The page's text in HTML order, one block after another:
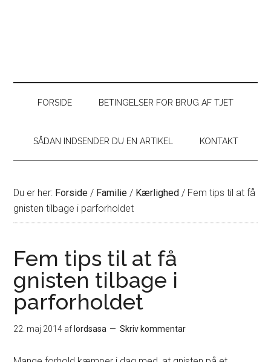
FORSIDE BETINGELSER FOR BRUG AF TJET
SÅDAN INDSENDER DU EN ARTIKEL KONTAKT
Du er her: Forside / Familie / Kærlighed / Fem tips til at få
gnisten tilbage i parforholdet
Fem tips til at få
gnisten tilbage i
parforholdet
22. maj 2014 af lordsasa Skriv kommentar